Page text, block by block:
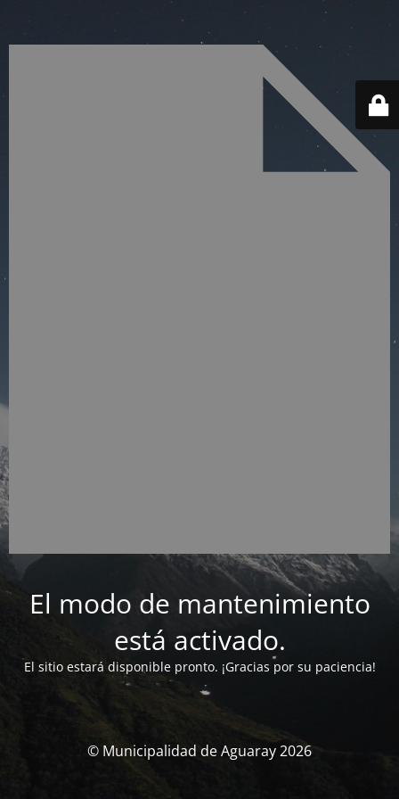
El modo de mantenimiento
está activado.
El sitio estará disponible pronto. ¡Gracias por su paciencia!
© Municipalidad de Aguaray 2026